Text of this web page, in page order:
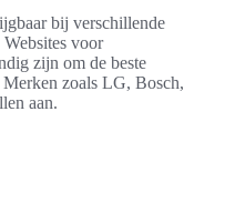
bij verschillende
voor
zijn om de beste
zoals LG, Bosch,
aan.